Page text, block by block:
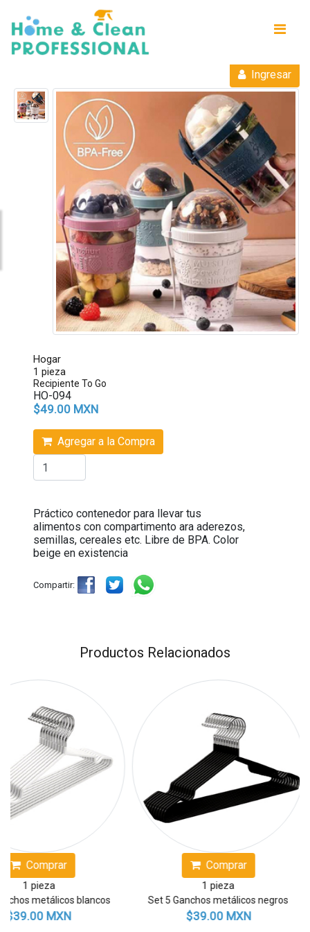
Ingresar
Hogar
1 pieza
Recipiente To Go
HO-094
$49.00 MXN
Agregar a la Compra
Práctico contenedor para llevar tus
alimentos con compartimento ara aderezos,
semillas, cereales etc. Libre de BPA. Color
beige en existencia
Compartir:
Productos Relacionados
blancos
Comprar
Set 5 Ganchos metálicos negros
$39.00 MXN
Set 5